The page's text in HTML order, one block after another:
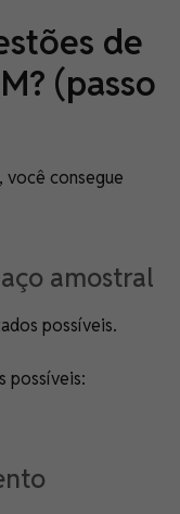
de
(passo
você consegue
amostral
possíveis.
possíveis: